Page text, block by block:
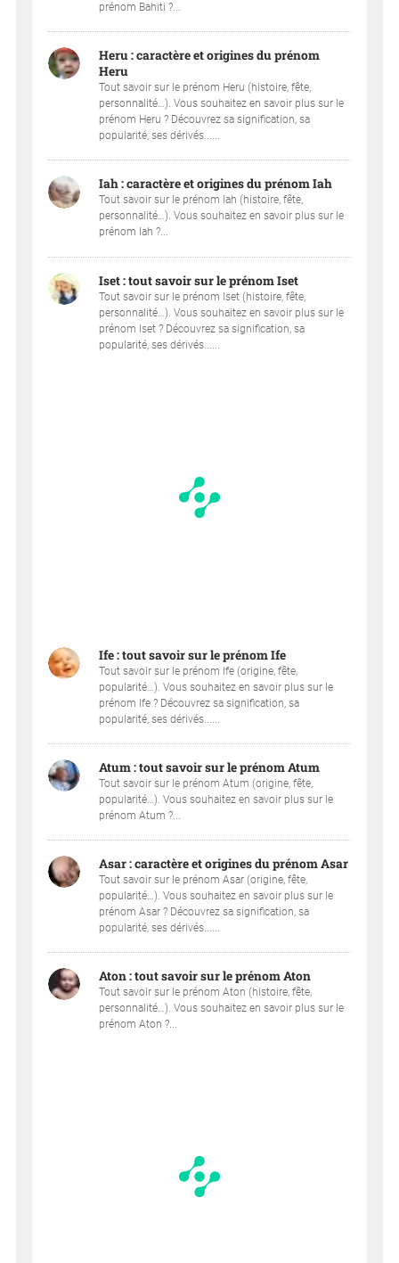
prénom Bahiti ?...
Heru : caractère et origines du prénom
Heru
Tout savoir sur le prénom Heru (histoire, fête,
personnalité…). Vous souhaitez en savoir plus sur le
prénom Heru ? Découvrez sa signification, sa
popularité, ses dérivés......
Iah : caractère et origines du prénom Iah
Tout savoir sur le prénom Iah (histoire, fête,
personnalité…). Vous souhaitez en savoir plus sur le
prénom Iah ?...
Iset : tout savoir sur le prénom Iset
Tout savoir sur le prénom Iset (histoire, fête,
personnalité…). Vous souhaitez en savoir plus sur le
prénom Iset ? Découvrez sa signification, sa
popularité, ses dérivés......
Ife : tout savoir sur le prénom Ife
Tout savoir sur le prénom Ife (origine, fête,
popularité…). Vous souhaitez en savoir plus sur le
prénom Ife ? Découvrez sa signification, sa
popularité, ses dérivés......
Atum : tout savoir sur le prénom Atum
Tout savoir sur le prénom Atum (origine, fête,
popularité…). Vous souhaitez en savoir plus sur le
prénom Atum ?...
Asar : caractère et origines du prénom Asar
Tout savoir sur le prénom Asar (origine, fête,
popularité…). Vous souhaitez en savoir plus sur le
prénom Asar ? Découvrez sa signification, sa
popularité, ses dérivés......
Aton : tout savoir sur le prénom Aton
Tout savoir sur le prénom Aton (histoire, fête,
personnalité…). Vous souhaitez en savoir plus sur le
prénom Aton ?...